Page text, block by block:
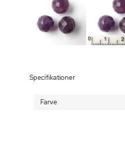
Specifikationer
Farve